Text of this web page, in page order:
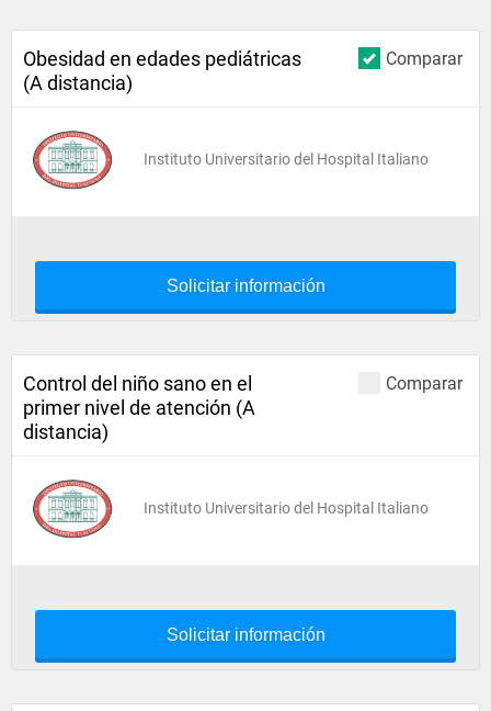
Comparar
Obesidad en edades pediátricas
(A distancia)
Instituto Universitario del Hospital Italiano
Solicitar información
Comparar
Control del niño sano en el
primer nivel de atención (A
distancia)
Instituto Universitario del Hospital Italiano
Solicitar información